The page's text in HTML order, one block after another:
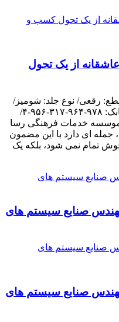
از یک تحول
رقعی/ نوع جلد: شومیز/
تعداد صفحه:۳۴۴/ نوبت چاپ: اول/ شابک: ۹۷۸-۹۶۴-۳۱۷-۹۵۶-۴/
چاپ: ۱۳۹۷/ ناشر: موسسه خدمات فرهنگی رسا
جمله ای دارد با این مضمون
تمام نمی شود، بلکه یک
صنایع سیستم های
صنایع سیستم های